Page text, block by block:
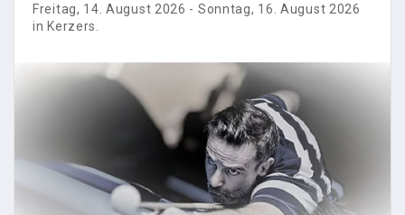
Freitag, 14. August 2026 - Sonntag, 16. August 2026
in Kerzers.